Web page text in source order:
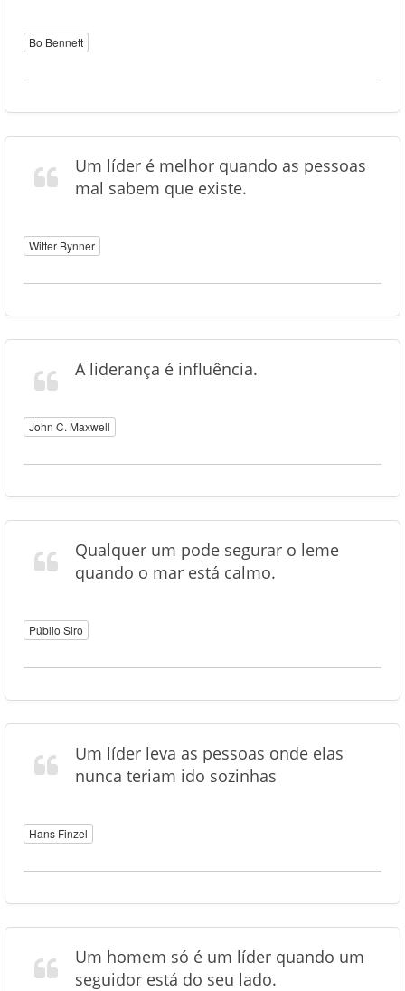
Bo Bennett
Um líder é melhor quando as pessoas
mal sabem que existe.
Witter Bynner
A liderança é influência.
John C. Maxwell
Qualquer um pode segurar o leme
quando o mar está calmo.
Públio Siro
Um líder leva as pessoas onde elas
nunca teriam ido sozinhas
Hans Finzel
Um homem só é um líder quando um
seguidor está do seu lado.